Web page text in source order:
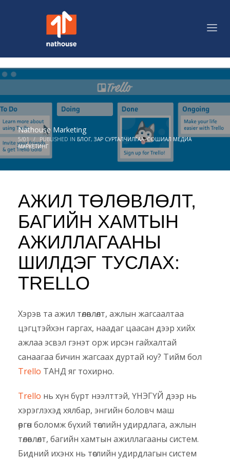
Nathouse Marketing
5/01 / PUBLISHED IN БЛОГ, ЗАР СУРТАЛЧИЛГАА,СОШИАЛ МЕДИА
МАРКЕТИНГ
АЖИЛ ТӨЛӨВЛӨЛТ,
БАГИЙН ХАМТЫН
АЖИЛЛАГААНЫ
ШИЛДЭГ ТУСЛАХ:
TRELLO
Хэрэв та ажил төлөвлөлт, ажлын жагсаалтаа
цэгцтэйхэн гаргах, наадаг цаасан дээр хийх
ажлаа эсвэл гэнэт орж ирсэн гайхалтай
санаагаа бичин жагсаах дуртай юу? Тийм бол
Trello ТАНД яг тохирно.
Trello нь хүн бүрт нээлттэй, ҮНЭГҮЙ дээр нь
хэрэглэхэд хялбар, энгийн боловч маш
өргөн боломж бүхий төслийн удирдлага, ажлын
төлөвлөлт, багийн хамтын ажиллагааны систем.
Бидний ихэнх нь төслийн удирдлагын систем